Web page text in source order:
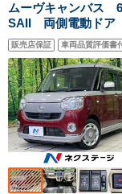
ムーヴキャンバス
SAII 両側電動ド
被害軽減システム
トキー ETC オー
Bluetooth CD
販売店保証 車両品質評価書